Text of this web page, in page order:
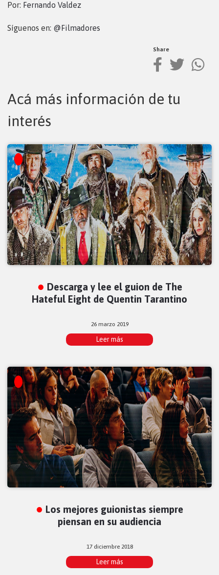
Por: Fernando Valdez
Síguenos en: @Filmadores
Share
Acá más información de tu
interés
Descarga y lee el guion de The
Hateful Eight de Quentin Tarantino
26 marzo 2019
Leer más
Los mejores guionistas siempre
piensan en su audiencia
17 diciembre 2018
Leer más